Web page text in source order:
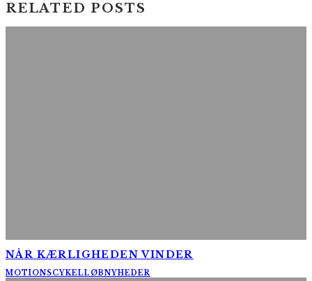
RELATED POSTS
NÅR KÆRLIGHEDEN VINDER
MOTIONSCYKELLØBNYHEDER